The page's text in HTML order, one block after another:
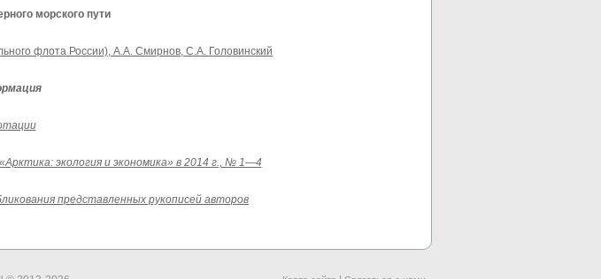
морского пути
флота России), А.А. Смирнов, С.А. Головинский
экология и экономика» в 2014 г., № 1—4
представленных рукописей авторов